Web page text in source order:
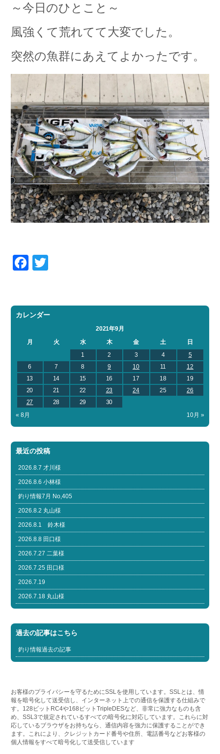
～今日のひとこと～
風強くて荒れてて大変でした。
突然の魚群にあえてよかったです。
Facebook
カレンダー
2021年9月
月
火 水 木 金 土
日
1
2 3 4
5
6
7 8 9 10 11
12
13
14 15 16 17 18
19
20
21 22 23 24 25
26
27
28 29
30
« 8月
10月 »
最近の投稿
2026.8.7 才川様
2026.8.6 小林様
釣り情報7月 No,405
2026.8.2 丸山様
2026.8.1 鈴木様
2026.8.8 田口様
2026.7.27 二葉様
2026.7.25 田口様
2026.7.19
2026.7.18 丸山様
過去の記事はこちら
釣り情報過去の記事
お客様のプライバシーを守るためにSSLを使用しています。SSLとは、情
報を暗号化して送受信し、インターネット上での通信を保護する仕組みで
す。128ビットRC4や168ビットTripleDESなど、非常に強力なものも含
め、SSL3で規定されているすべての暗号化に対応しています。これらに対
応しているブラウザをお持ちなら、通信内容を強力に保護することができ
ます。これにより、クレジットカード番号や住所、電話番号などお客様の
個人情報をすべて暗号化して送受信しています